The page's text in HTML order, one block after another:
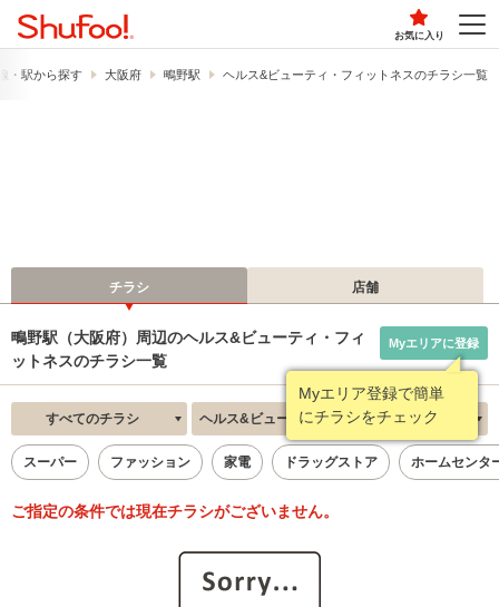
お気に入り
・駅から探す 大阪府 鴫野駅 ヘルス&ビューティ・フィットネスのチラシ一覧
チラシ 店舗
鴫野駅（大阪府）周辺のヘルス&ビューティ・フィ
ットネスのチラシ一覧
Myエリア登録で簡単
にチラシをチェック
Myエリアに登録
すべてのチラシ ヘルス&ビューティ・フィットネス 新着順
スーパー ファッション 家電 ドラッグストア ホームセンタ
ご指定の条件では現在チラシがございません。